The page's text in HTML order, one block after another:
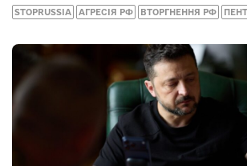
STOPRUSSIA АГРЕСІЯ РФ ВТОРГНЕННЯ РФ